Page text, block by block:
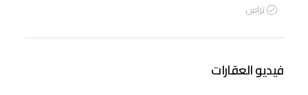
تراس
فيديو العقارات